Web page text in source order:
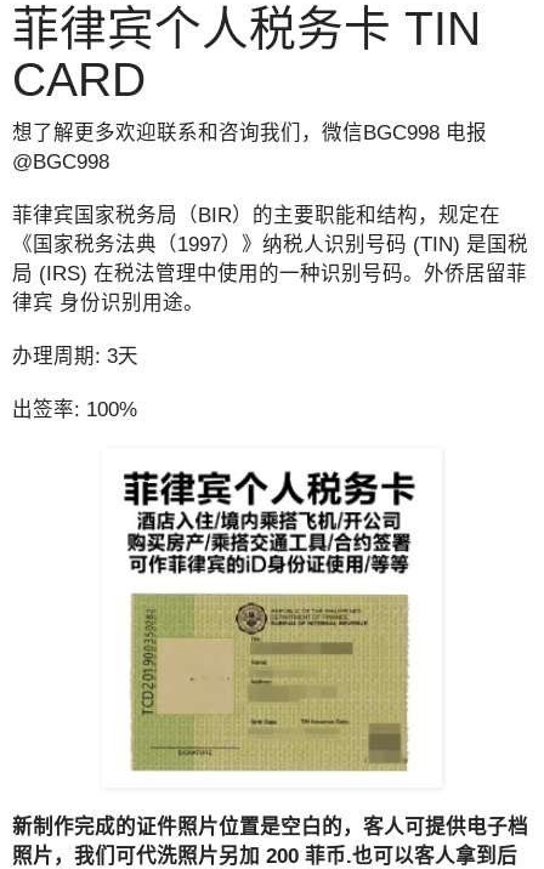
菲律宾个人税务卡 TIN
CARD
想了解更多欢迎联系和咨询我们，微信BGC998 电报
@BGC998
菲律宾国家税务局（BIR）的主要职能和结构，规定在
《国家税务法典（1997）》纳税人识别号码 (TIN) 是国税
局 (IRS) 在税法管理中使用的一种识别号码。外侨居留菲
律宾 身份识别用途。
办理周期: 3天
出签率: 100%
新制作完成的证件照片位置是空白的，客人可提供电子档
照片，我们可代洗照片另加 200 菲币.也可以客人拿到后